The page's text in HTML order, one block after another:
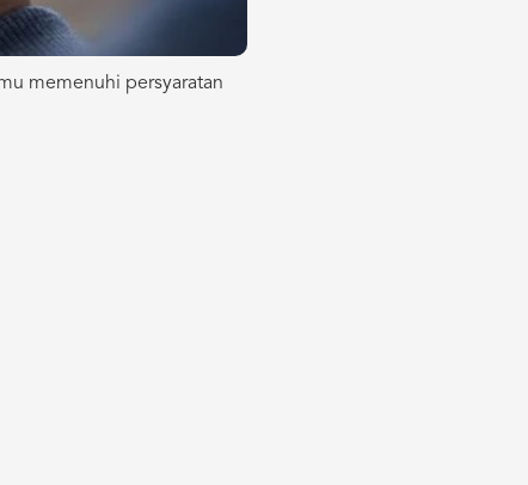
memenuhi persyaratan